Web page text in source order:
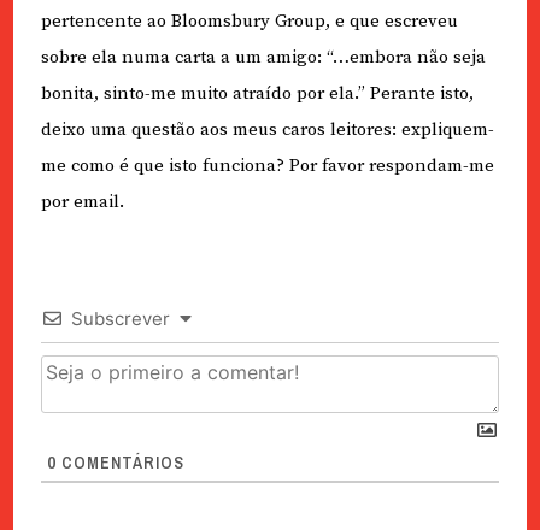
pertencente ao Bloomsbury Group, e que escreveu
sobre ela numa carta a um amigo: “…embora não seja
bonita, sinto-me muito atraído por ela.” Perante isto,
deixo uma questão aos meus caros leitores: expliquem-
me como é que isto funciona? Por favor respondam-me
por email.
Subscrever
0 COMENTÁRIOS